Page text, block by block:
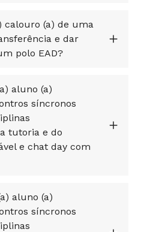
calouro (a) de uma
e dar
polo EAD?
aluno (a)
síncronos
tutoria e do
e chat day com
aluno (a)
síncronos